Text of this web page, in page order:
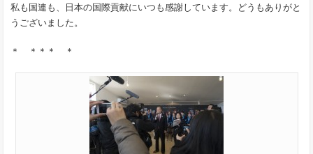
私も国連も、日本の国際貢献にいつも感謝しています。どうもありがと
うございました。
＊ ＊＊＊ ＊